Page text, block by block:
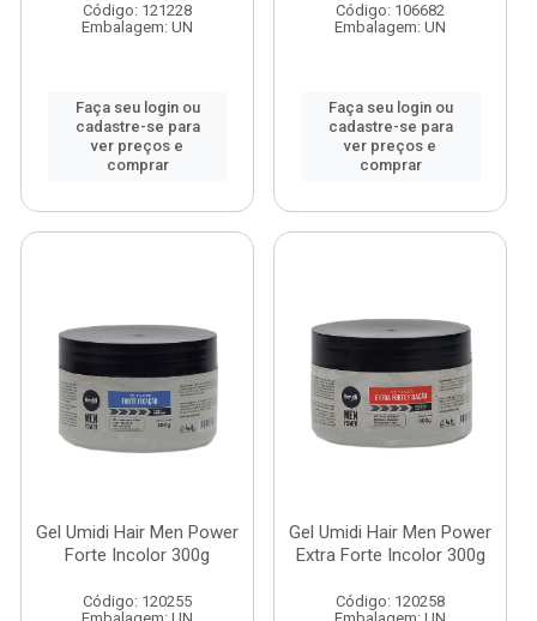
Código: 121228
Embalagem: UN
Faça seu login ou
cadastre-se para
ver preços e
comprar
Código: 106682
Embalagem: UN
Faça seu login ou
cadastre-se para
ver preços e
comprar
Gel Umidi Hair Men Power
Forte Incolor 300g
Código: 120255
Gel Umidi Hair Men Power
Extra Forte Incolor 300g
Código: 120258